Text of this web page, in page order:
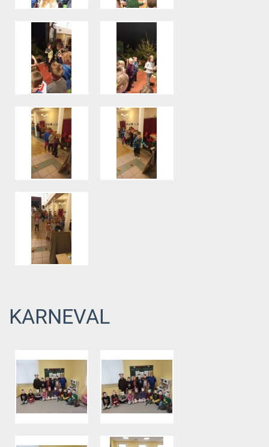
KARNEVAL